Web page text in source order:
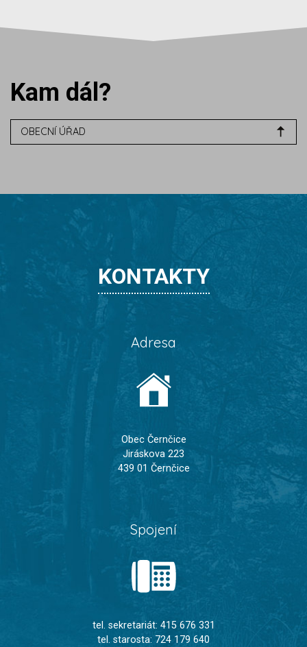
Kam dál?
OBECNÍ ÚŘAD
KONTAKTY
Adresa
Obec Černčice
Jiráskova 223
439 01 Černčice
Spojení
tel. sekretariát: 415 676 331
tel. starosta: 724 179 640